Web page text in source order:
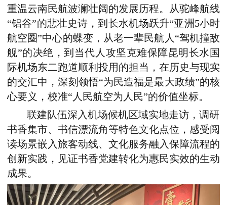
重温云南民航波澜壮阔的发展历程。从驼峰航线
“铝谷”的悲壮史诗，到长水机场跃升“亚洲5小时
航空圈”中心的蝶变，从老一辈民航人“驾机撞敌
舰”的决绝，到当代人攻坚克难保障昆明长水国
际机场东二跑道顺利投用的担当，在历史与现实
的交汇中，深刻领悟“为民造福是最大政绩”的核
心要义，校准“人民航空为人民”的价值坐标。
联建队伍深入机场候机区域实地走访，调研
书香集市、书信漂流角等特色文化点位，感受阅
读场景嵌入旅客动线、文化服务融入保障流程的
创新实践，见证书香党建转化为惠民实效的生动
成果。